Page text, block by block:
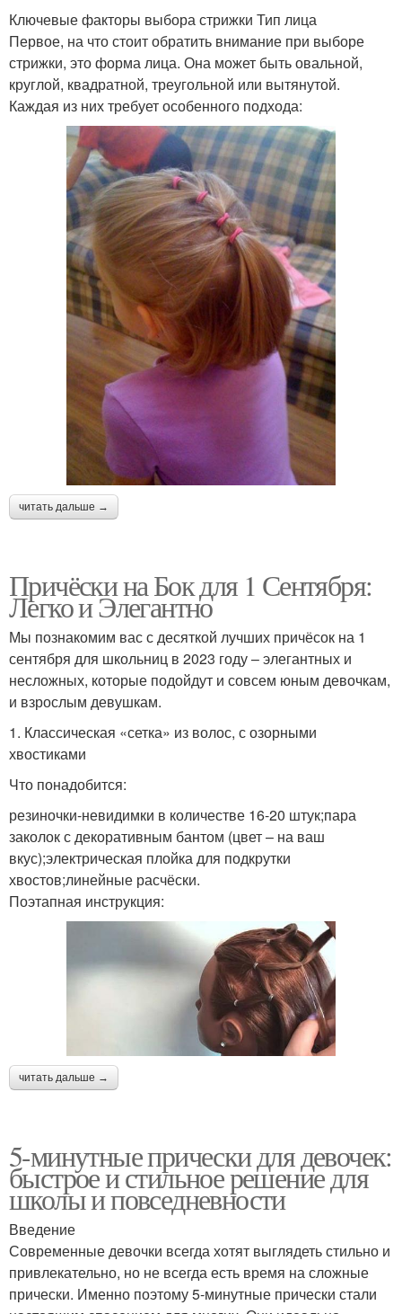
Ключевые факторы выбора стрижки Тип лица
Первое, на что стоит обратить внимание при выборе
стрижки, это форма лица. Она может быть овальной,
круглой, квадратной, треугольной или вытянутой.
Каждая из них требует особенного подхода:
читать дальше →
Причёски на Бок для 1 Сентября:
Легко и Элегантно
Мы познакомим вас с десяткой лучших причёсок на 1
сентября для школьниц в 2023 году – элегантных и
несложных, которые подойдут и совсем юным девочкам,
и взрослым девушкам.
1. Классическая «сетка» из волос, с озорными
хвостиками
Что понадобится:
резиночки-невидимки в количестве 16-20 штук;пара
заколок с декоративным бантом (цвет – на ваш
вкус);электрическая плойка для подкрутки
хвостов;линейные расчёски.
Поэтапная инструкция:
читать дальше →
5-минутные прически для девочек:
быстрое и стильное решение для
школы и повседневности
Введение
Современные девочки всегда хотят выглядеть стильно и
привлекательно, но не всегда есть время на сложные
прически. Именно поэтому 5-минутные прически стали